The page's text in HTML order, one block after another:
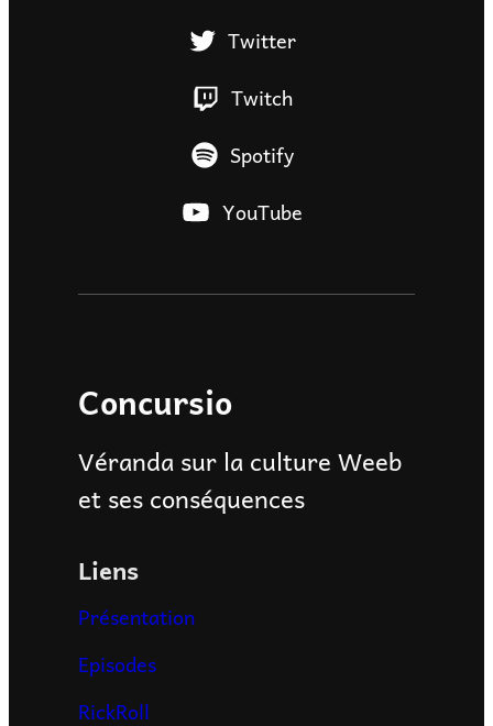
Twitter
Twitch
Spotify
YouTube
Concursio
Véranda sur la culture Weeb
et ses conséquences
Liens
Présentation
Episodes
RickRoll